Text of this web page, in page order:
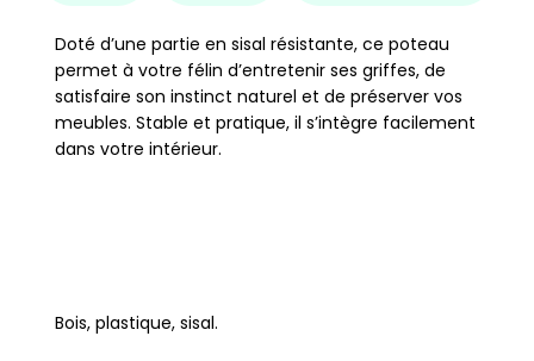
Doté d’une partie en sisal résistante, ce poteau
permet à votre félin d’entretenir ses griffes, de
satisfaire son instinct naturel et de préserver vos
meubles. Stable et pratique, il s’intègre facilement
dans votre intérieur.
Bois, plastique, sisal.